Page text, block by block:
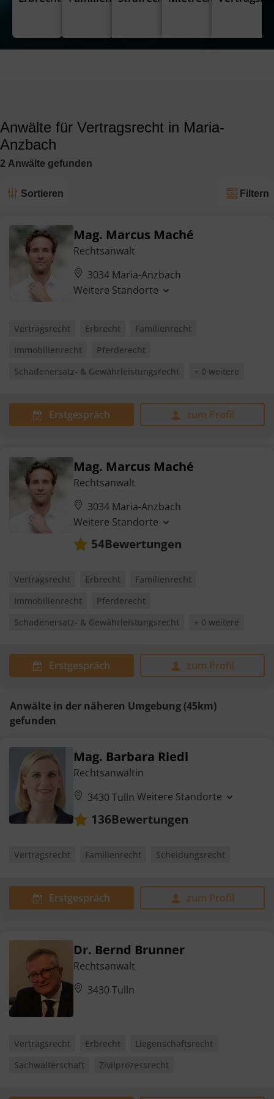
Anwälte für Vertragsrecht in Maria-
Anzbach
2 Anwälte gefunden
Sortieren Filtern
Mag. Marcus Maché
Rechtsanwalt
3034 Maria-Anzbach
Weitere Standorte
Vertragsrecht Erbrecht
Familienrecht
Immobilienrecht
Pferderecht
Schadenersatz- & Gewährleistungsrecht
+ 0 weitere
Erstgespräch zum Profil
Mag. Marcus Maché
Rechtsanwalt
3034 Maria-Anzbach
Weitere Standorte
54Bewertungen
Vertragsrecht Erbrecht
Familienrecht
Immobilienrecht
Pferderecht
Schadenersatz- & Gewährleistungsrecht
+ 0 weitere
Erstgespräch zum Profil
Anwälte in der näheren Umgebung (45km)
gefunden
Mag. Barbara Riedl
Rechtsanwältin
3430 Tulln Weitere Standorte
136Bewertungen
Vertragsrecht Familienrecht Scheidungsrecht
Erstgespräch zum Profil
Dr. Bernd Brunner
Rechtsanwalt
3430 Tulln
Vertragsrecht Erbrecht
Liegenschaftsrecht
Sachwalterschaft
Zivilprozessrecht